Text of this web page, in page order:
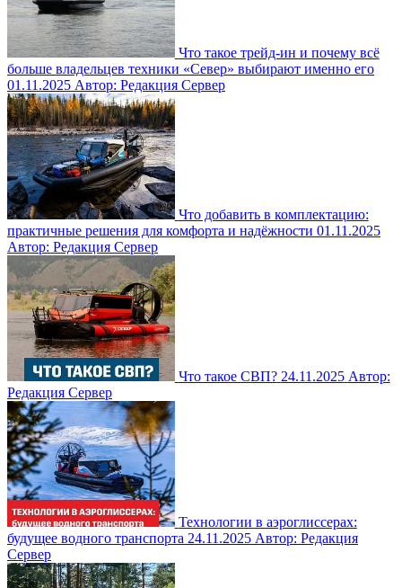
Что такое трейд-ин и почему всё
больше владельцев техники «Север» выбирают именно его
01.11.2025 Автор: Редакция Сервер
Что добавить в комплектацию:
практичные решения для комфорта и надёжности 01.11.2025
Автор: Редакция Сервер
Что такое СВП? 24.11.2025 Автор:
Редакция Сервер
Технологии в аэроглиссерах:
будущее водного транспорта 24.11.2025 Автор: Редакция
Сервер